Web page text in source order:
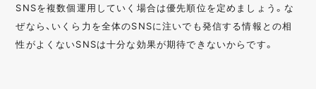
SNSを複数個運用していく場合は優先順位を定めましょう。な
ぜなら、いくら力を全体のSNSに注いでも発信する情報との相
性がよくないSNSは十分な効果が期待できないからです。